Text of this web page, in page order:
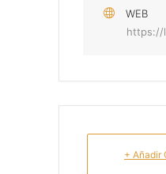
WEB
https://
+ Añadir